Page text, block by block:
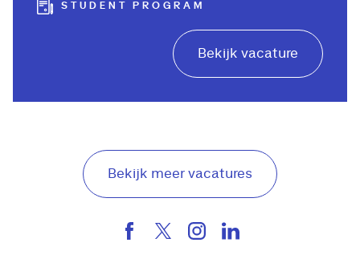
STUDENT PROGRAM
Bekijk vacature
Bekijk meer vacatures